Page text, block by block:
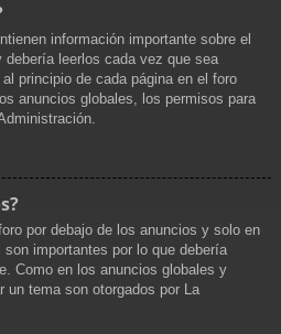
información importante sobre el
leerlos cada vez que sea
principio de cada página en el foro
anuncios globales, los permisos para
por debajo de los anuncios y solo en
importantes por lo que debería
Como en los anuncios globales y
un tema son otorgados por La